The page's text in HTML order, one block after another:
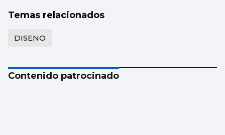
Temas relacionados
DISENO
Contenido patrocinado